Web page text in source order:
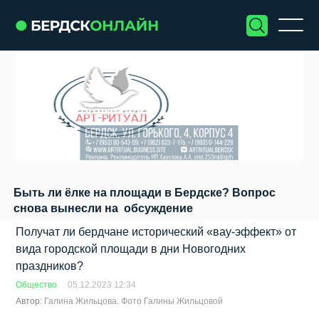
Быть ли ёлке на площади в Бердске? Вопрос
снова вынесли на обсуждение
Получат ли бердчане исторический «вау-эффект» от
вида городской площади в дни Новогодних
праздников?
Общество
05.12.2023 12:34
Автор: Галина Жильцова. Фото Галины Жильцовой